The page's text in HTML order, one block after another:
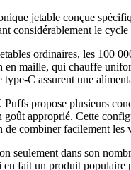
jetable conçue
considérablement le
ordinaires, les 100
maille, qui chauffe
C assurent une
propose plusieurs
approprié. Cette
combiner facilement les
seulement dans son
fait un produit